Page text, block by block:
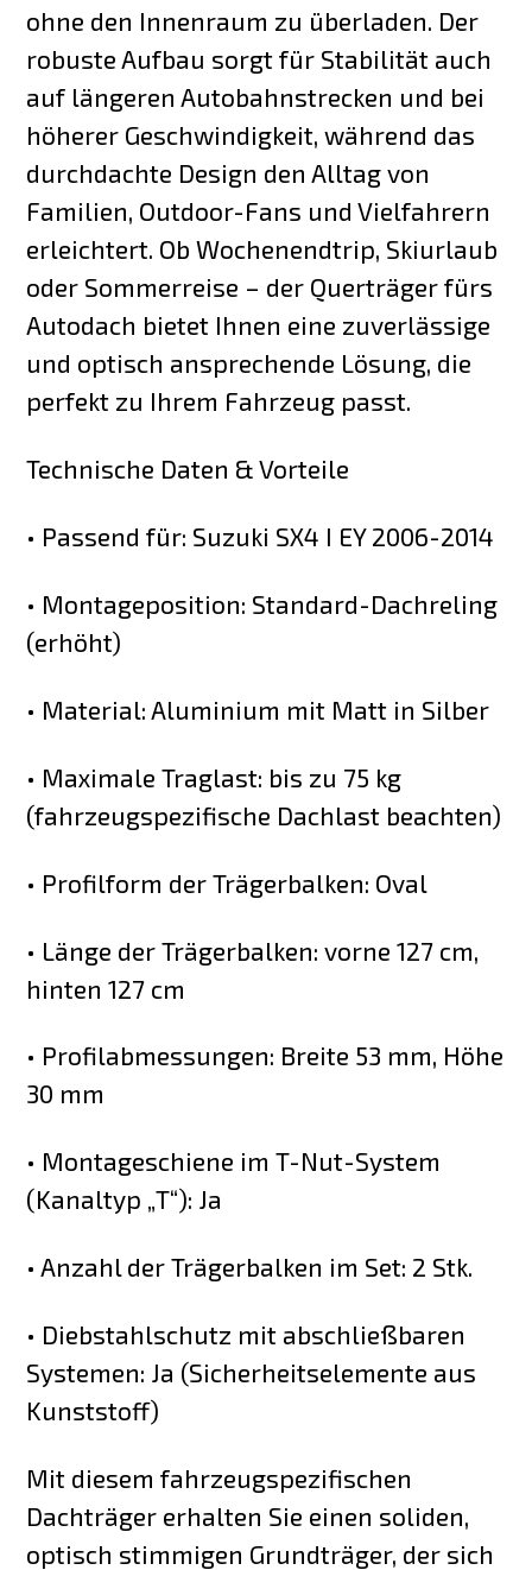
ohne den Innenraum zu überladen. Der
robuste Aufbau sorgt für Stabilität auch
auf längeren Autobahnstrecken und bei
höherer Geschwindigkeit, während das
durchdachte Design den Alltag von
Familien, Outdoor-Fans und Vielfahrern
erleichtert. Ob Wochenendtrip, Skiurlaub
oder Sommerreise – der Querträger fürs
Autodach bietet Ihnen eine zuverlässige
und optisch ansprechende Lösung, die
perfekt zu Ihrem Fahrzeug passt.
Technische Daten & Vorteile
• Passend für: Suzuki SX4 I EY 2006-2014
• Montageposition: Standard-Dachreling
(erhöht)
• Material: Aluminium mit Matt in Silber
• Maximale Traglast: bis zu 75 kg
(fahrzeugspezifische Dachlast beachten)
• Profilform der Trägerbalken: Oval
• Länge der Trägerbalken: vorne 127 cm,
hinten 127 cm
• Profilabmessungen: Breite 53 mm, Höhe
30 mm
• Montageschiene im T-Nut-System
(Kanaltyp „T“): Ja
• Anzahl der Trägerbalken im Set: 2 Stk.
• Diebstahlschutz mit abschließbaren
Systemen: Ja (Sicherheitselemente aus
Kunststoff)
Mit diesem fahrzeugspezifischen
Dachträger erhalten Sie einen soliden,
optisch stimmigen Grundträger, der sich